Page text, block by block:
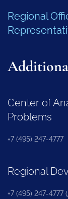
Regional
Center of
Problems
+7 (495) 247-4777
Regional
+7 (495) 247-4777